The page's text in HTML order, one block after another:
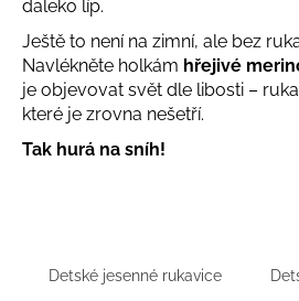
daleko líp.
Ještě to není na zimní, ale bez
Navlékněte holkám hřejivé
je objevovat svět dle libosti –
které je zrovna nešetří.
Tak hurá na sníh!
Detské jesenné rukavice
b
u
j
e
t
e